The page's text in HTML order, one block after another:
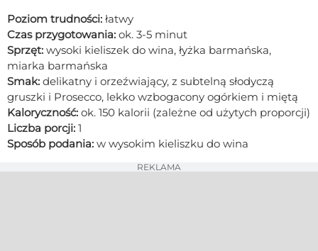
Poziom trudności: łatwy
Czas przygotowania: ok. 3-5 minut
Sprzęt: wysoki kieliszek do wina, łyżka barmańska,
miarka barmańska
Smak: delikatny i orzeźwiający, z subtelną słodyczą
gruszki i Prosecco, lekko wzbogacony ogórkiem i miętą
Kaloryczność: ok. 150 kalorii (zależne od użytych proporcji)
Liczba porcji: 1
Sposób podania: w wysokim kieliszku do wina
REKLAMA